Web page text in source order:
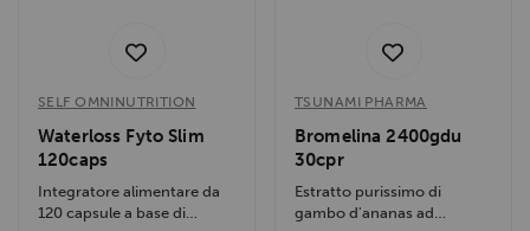
SELF OMNINUTRITION
Waterloss Fyto Slim
120caps
Integratore alimentare da
120 capsule a base di
TSUNAMI PHARMA
Bromelina 2400gdu
30cpr
Estratto purissimo di
gambo d'ananas ad